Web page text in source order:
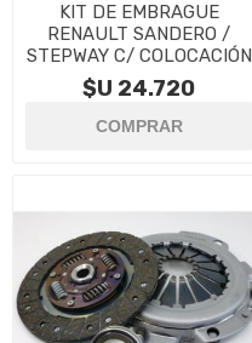
KIT DE EMBRAGUE
RENAULT SANDERO /
STEPWAY C/ COLOCACIÓN
$U 24.720